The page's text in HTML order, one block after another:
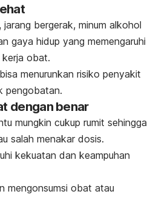
bergerak, minum alkohol
gaya hidup yang memengaruhi
obat.
menurunkan risiko penyakit
pengobatan.
dengan benar
mungkin cukup rumit sehingga
salah menakar dosis.
kekuatan dan keampuhan
mengonsumsi obat atau